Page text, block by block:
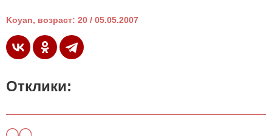
Koyan, возраст: 20 / 05.05.2007
Отклики: